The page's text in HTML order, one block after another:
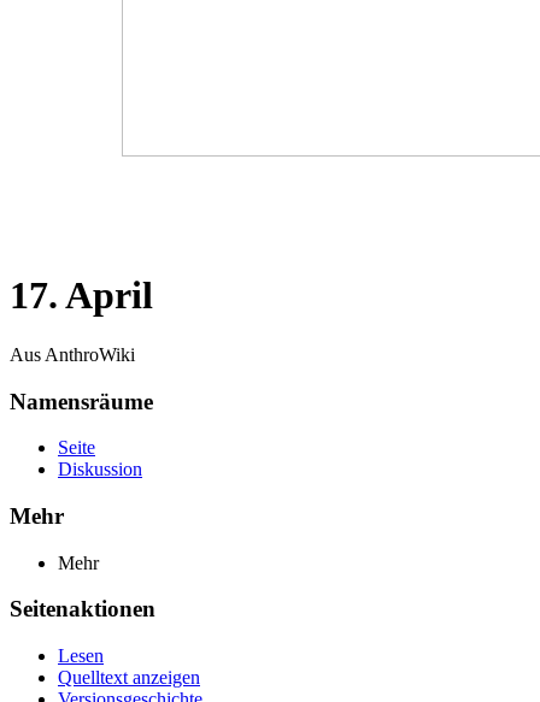
17. April
Aus AnthroWiki
Namensräume
Seite
Diskussion
Mehr
Mehr
Seitenaktionen
Lesen
Quelltext anzeigen